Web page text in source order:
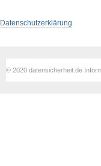
Datenschutzerklärung
© 2020 datensicherheit.de